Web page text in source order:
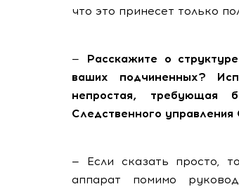
что это принесет только
—
Расскажите о
ваших подчиненных?
непростая, требующая
Следственного
— Если сказать просто,
аппарат помимо